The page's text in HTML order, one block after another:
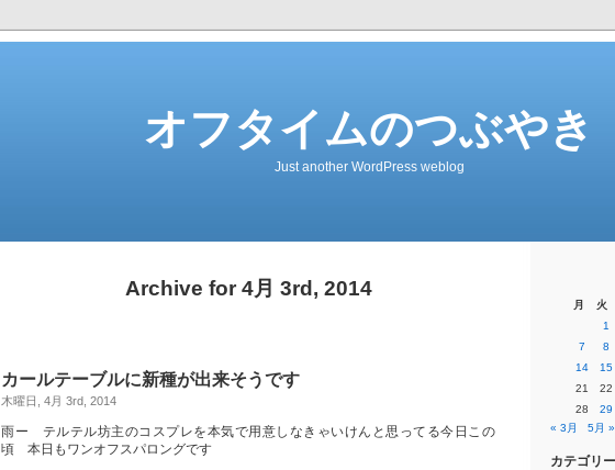
オフタイムのつぶやき
Just another WordPress weblog
Archive for 4月 3rd, 2014
カールテーブルに新種が出来そうです
木曜日, 4月 3rd, 2014
雨ー テルテル坊主のコスプレを本気で用意しなきゃいけんと思ってる今日この
頃 本日もワンオフスパロングです
月 火
1
7
8
14
15
21
22
28
29
« 3月
5月 »
カテゴリー